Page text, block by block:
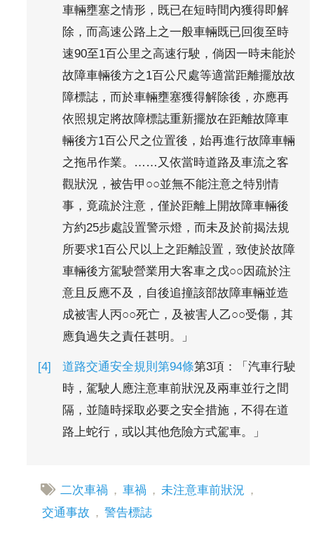
車輛壅塞之情形，既已在短時間內獲得即解
除，而高速公路上之一般車輛既已回復至時
速90至1百公里之高速行駛，倘因一時未能於
故障車輛後方之1百公尺處等適當距離擺放故
障標誌，而於車輛壅塞獲得解除後，亦應再
依照規定將故障標誌重新擺放在距離故障車
輛後方1百公尺之位置後，始再進行故障車輛
之拖吊作業。……又依當時道路及車流之客
觀狀況，被告甲○○並無不能注意之特別情
事，竟疏於注意，僅於距離上開故障車輛後
方約25步處設置警示燈，而未及於前揭法規
所要求1百公尺以上之距離設置，致使於故障
車輛後方駕駛營業用大客車之戊○○因疏於注
意且反應不及，自後追撞該部故障車輛並造
成被害人丙○○死亡，及被害人乙○○受傷，其
應負過失之責任甚明。」
道路交通安全規則第94條第3項：「汽車行駛
時，駕駛人應注意車前狀況及兩車並行之間
隔，並隨時採取必要之安全措施，不得在道
路上蛇行，或以其他危險方式駕車。」
二次車禍 ， 車禍 ， 未注意車前狀況 ，
交通事故 ， 警告標誌